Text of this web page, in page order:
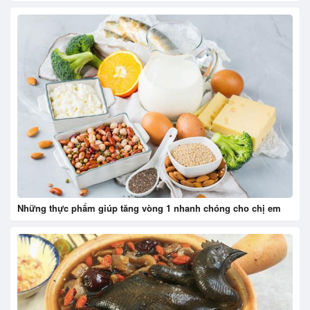
Những thực phẩm giúp tăng vòng 1 nhanh chóng cho chị em